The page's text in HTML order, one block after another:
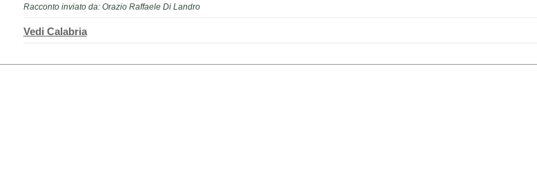
Racconto inviato da: Orazio Raffaele Di Landro
Vedi Calabria